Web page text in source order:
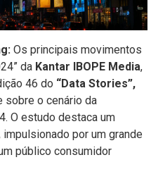
Os principais movimentos
da Kantar IBOPE Media,
46 do “Data Stories”,
sobre o cenário da
O estudo destaca um
por um grande
público consumidor